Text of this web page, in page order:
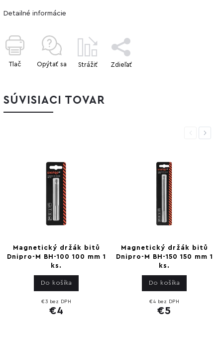
Detailné informácie
Tlač Opýtať sa Strážiť Zdieľať
SÚVISIACI TOVAR
Previous
Magnetický držák bitů
Dnipro-M BH-100 100 mm 1
ks.
€3 bez DPH
€4
Do košíka
Magnetický držák bitů
Dnipro-M BH-150 150 mm 1
ks.
€4 bez DPH
€5
Do košíka
Next